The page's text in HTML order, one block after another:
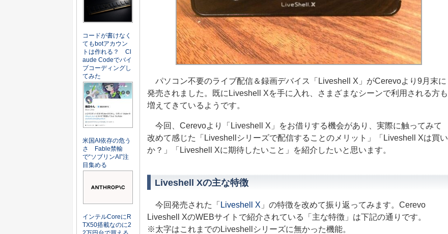
パソコン不要のライブ配信＆録画デバイス「Liveshell X」がCerevoより9月末に
発売されました。既にLiveshell Xを手に入れ、さまざまなシーンで利用される方も
増えてきているようです。
今回、Cerevoより「Liveshell X」をお借りする機会があり、実際に触ってみて
改めて感じた「Liveshellシリーズで配信することのメリット」「Liveshell Xは買い
か？」「Liveshell Xに期待したいこと」を紹介したいと思います。
Liveshell Xの主な特徴
今回発売された「 Liveshell X 」の特徴を改めて振り返ってみます。Cerevo
Liveshell XのWEBサイトで紹介されている「主な特徴」は下記の通りです。
※太字はこれまでのLiveshellシリーズに無かった機能。
コードが書けなく
てもbotアカウン
トは作れる？ Cl
aude Codeでバイ
ブコーディングし
てみた
米国AI依存の危う
さ Fable禁輸
で“ソブリンAI”注
目集める
インテルCoreにR
TX50搭載なのに2